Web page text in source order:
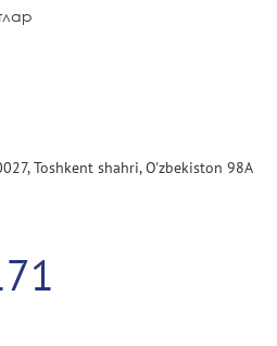
Toshkent shahri, O'zbekiston 98A